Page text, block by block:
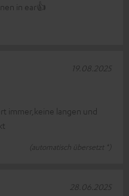
in ear👍
immer,keine langen und
(automatisch übersetzt *)
19.08.2025
28.06.2025